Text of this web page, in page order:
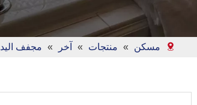
مسكن » منتجات » آخر » مجفف اليد